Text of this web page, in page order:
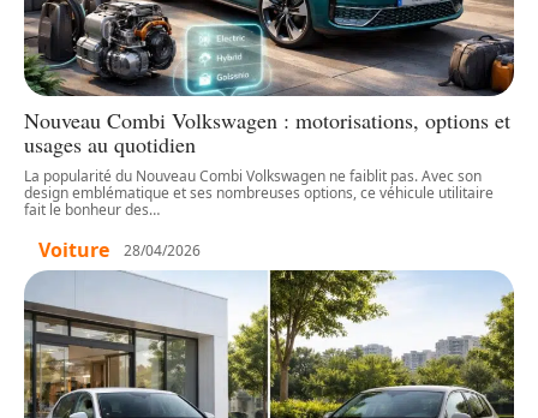
Nouveau Combi Volkswagen : motorisations, options et
usages au quotidien
La popularité du Nouveau Combi Volkswagen ne faiblit pas. Avec son
design emblématique et ses nombreuses options, ce véhicule utilitaire
fait le bonheur des…
Voiture 28/04/2026